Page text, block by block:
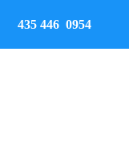
0954 446 435